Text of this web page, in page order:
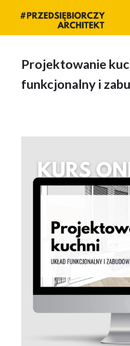
treści
Projektowanie
funkcjonalny i